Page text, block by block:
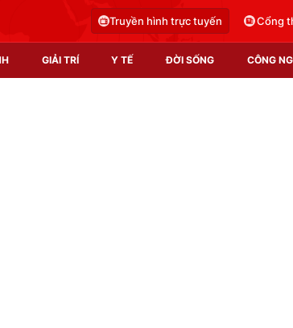
Truyền hình trực tuyến Cổng
GIẢI TRÍ Y TẾ ĐỜI SỐNG CÔNG